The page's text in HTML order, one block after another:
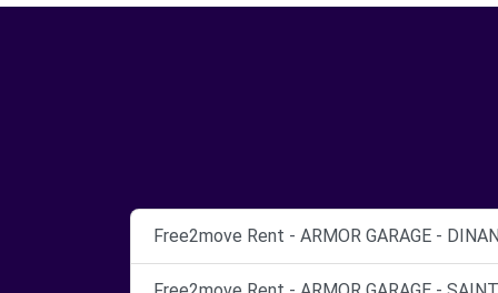
Free2move Rent - ARMOR GARAGE -